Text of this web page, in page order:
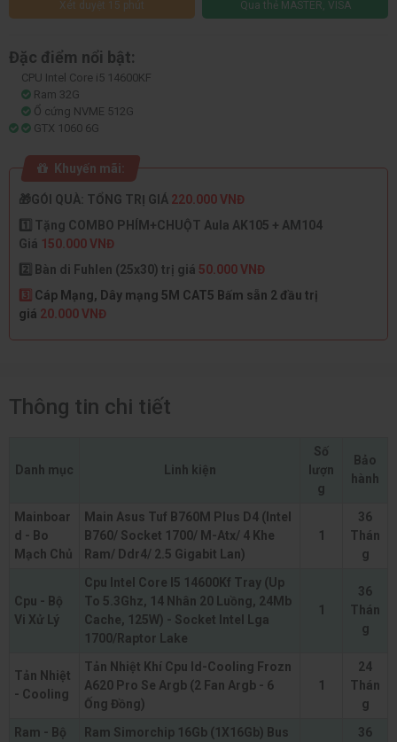
Xét duyệt 15 phút Qua thẻ MASTER, VISA
Đặc điểm nổi bật:
CPU Intel Core i5 14600KF
Ram 32G
Ổ cứng NVME 512G
GTX 1060 6G
Khuyến mãi:
🎁GÓI QUÀ: TỔNG TRỊ GIÁ 220.000 VNĐ
1️⃣ Tặng COMBO PHÍM+CHUỘT Aula AK105 + AM104
Giá 150.000 VNĐ
2️⃣ Bàn di Fuhlen (25x30) trị giá 50.000 VNĐ
3️⃣ Cáp Mạng, Dây mạng 5M CAT5 Bấm sẵn 2 đầu trị
giá 20.000 VNĐ
Thông tin chi tiết
Danh mục Linh kiện
Số
lượn
g
Bảo
hành
Mainboar
d - Bo
Mạch Chủ
Main Asus Tuf B760M Plus D4 (Intel
B760/ Socket 1700/ M-Atx/ 4 Khe
Ram/ Ddr4/ 2.5 Gigabit Lan)
1
36
Thán
g
Cpu - Bộ
Vi Xử Lý
Cpu Intel Core I5 14600Kf Tray (Up
To 5.3Ghz, 14 Nhân 20 Luồng, 24Mb
Cache, 125W) - Socket Intel Lga
1700/Raptor Lake
1
36
Thán
g
Tản Nhiệt
- Cooling
Tản Nhiệt Khí Cpu Id-Cooling Frozn
A620 Pro Se Argb (2 Fan Argb - 6
Ống Đồng)
1
24
Thán
g
Ram - Bộ
Ram Simorchip 16Gb (1X16Gb) Bus
36